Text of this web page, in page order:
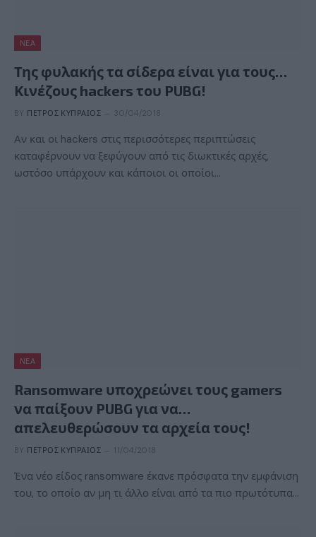
ΝΈΑ
Της φυλακής τα σίδερα είναι για τους…
Κινέζους hackers του PUBG!
BY ΠΈΤΡΟΣ ΚΥΠΡΑΊΟΣ 30/04/2018
Αν και οι hackers στις περισσότερες περιπτώσεις
καταφέρνουν να ξεφύγουν από τις διωκτικές αρχές,
ωστόσο υπάρχουν και κάποιοι οι οποίοι…
ΝΈΑ
Ransomware υποχρεώνει τους gamers
να παίξουν PUBG για να…
απελευθερώσουν τα αρχεία τους!
BY ΠΈΤΡΟΣ ΚΥΠΡΑΊΟΣ 11/04/2018
Ένα νέο είδος ransomware έκανε πρόσφατα την εμφάνιση
του, το οποίο αν μη τι άλλο είναι από τα πιο πρωτότυπα…